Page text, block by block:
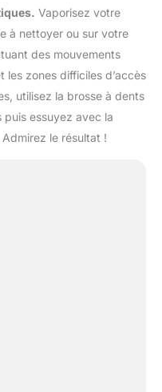
Vaporisez votre
à nettoyer ou sur votre
des mouvements
les zones difficiles d’accès
utilisez la brosse à dents
puis essuyez avec la
le résultat !